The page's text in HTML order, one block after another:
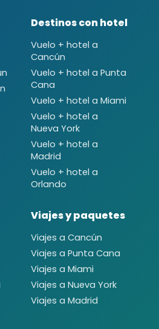
Destinos con hotel
Vuelo + hotel a
Cancún
Vuelo + hotel a Punta
Cana
Vuelo + hotel a Miami
Vuelo + hotel a
Nueva York
Vuelo + hotel a
Madrid
Vuelo + hotel a
Orlando
Viajes y paquetes
Viajes a Cancún
Viajes a Punta Cana
Viajes a Miami
Viajes a Nueva York
Viajes a Madrid